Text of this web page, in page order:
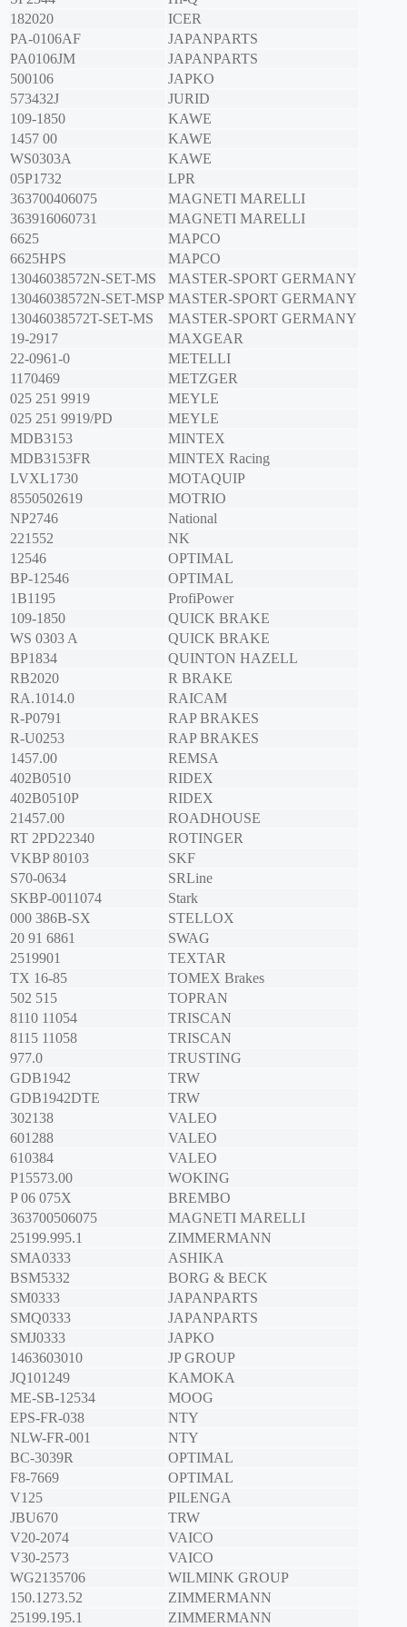
182020
ICER
PA-0106AF
JAPANPARTS
PA0106JM
JAPANPARTS
500106
JAPKO
573432J
JURID
109-1850
KAWE
1457 00
KAWE
WS0303A
KAWE
05P1732
LPR
363700406075
MAGNETI MARELLI
363916060731
MAGNETI MARELLI
6625
MAPCO
6625HPS
MAPCO
13046038572N-SET-MS
MASTER-SPORT GERMANY
13046038572N-SET-MSP MASTER-SPORT GERMANY
13046038572T-SET-MS
MASTER-SPORT GERMANY
19-2917
MAXGEAR
22-0961-0
METELLI
1170469
METZGER
025 251 9919
MEYLE
025 251 9919/PD
MEYLE
MDB3153
MINTEX
MDB3153FR
MINTEX Racing
LVXL1730
MOTAQUIP
8550502619
MOTRIO
NP2746
National
221552
NK
12546
OPTIMAL
BP-12546
OPTIMAL
1B1195
ProfiPower
109-1850
QUICK BRAKE
WS 0303 A
QUICK BRAKE
BP1834
QUINTON HAZELL
RB2020
R BRAKE
RA.1014.0
RAICAM
R-P0791
RAP BRAKES
R-U0253
RAP BRAKES
1457.00
REMSA
402B0510
RIDEX
402B0510P
RIDEX
21457.00
ROADHOUSE
RT 2PD22340
ROTINGER
VKBP 80103
SKF
S70-0634
SRLine
SKBP-0011074
Stark
000 386B-SX
STELLOX
20 91 6861
SWAG
2519901
TEXTAR
TX 16-85
TOMEX Brakes
502 515
TOPRAN
8110 11054
TRISCAN
8115 11058
TRISCAN
977.0
TRUSTING
GDB1942
TRW
GDB1942DTE
TRW
302138
VALEO
601288
VALEO
610384
VALEO
P15573.00
WOKING
P 06 075X
BREMBO
363700506075
MAGNETI MARELLI
25199.995.1
ZIMMERMANN
SMA0333
ASHIKA
BSM5332
BORG & BECK
SM0333
JAPANPARTS
SMQ0333
JAPANPARTS
SMJ0333
JAPKO
1463603010
JP GROUP
JQ101249
KAMOKA
ME-SB-12534
MOOG
EPS-FR-038
NTY
NLW-FR-001
NTY
BC-3039R
OPTIMAL
F8-7669
OPTIMAL
V125
PILENGA
JBU670
TRW
V20-2074
VAICO
V30-2573
VAICO
WG2135706
WILMINK GROUP
150.1273.52
ZIMMERMANN
25199.195.1
ZIMMERMANN